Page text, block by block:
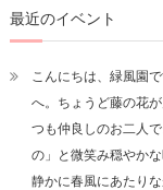
ー
ョ
ン
最近のイベント
こんにちは、緑風園
へ。ちょうど藤の花
つも仲良しのお二人
の」と微笑み穏やか
静かに春風にあたり